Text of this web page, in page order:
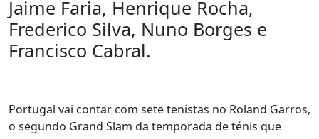
Jaime Faria, Henrique Rocha,
Frederico Silva, Nuno Borges e
Francisco Cabral.
Portugal vai contar com sete tenistas no Roland Garros,
o segundo Grand Slam da temporada de ténis que